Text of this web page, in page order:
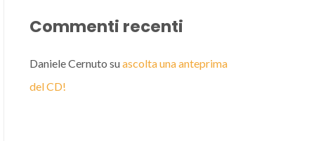
Commenti recenti
Daniele Cernuto suascolta una anteprima
del CD!